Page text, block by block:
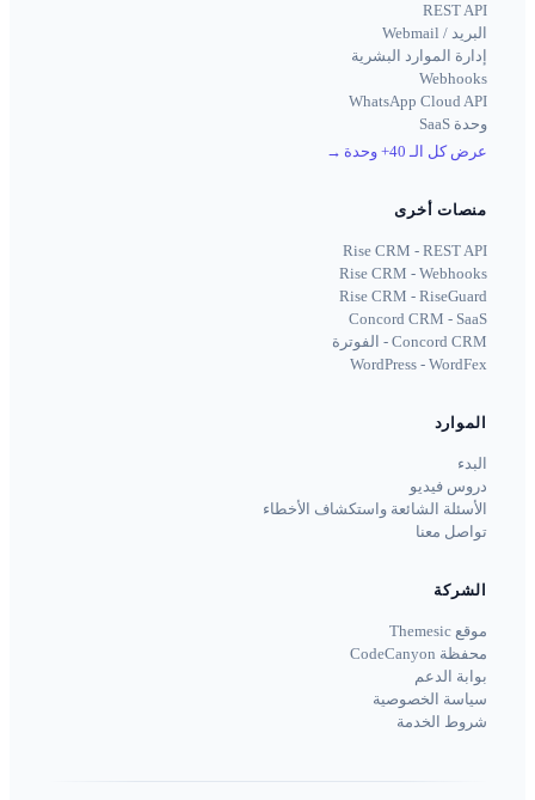
REST API
البريد / Webmail
إدارة الموارد البشرية
Webhooks
WhatsApp Cloud API
وحدة SaaS
عرض كل الـ 40+ وحدة
→
منصات أخرى
Rise CRM - REST API
Rise CRM - Webhooks
Rise CRM - RiseGuard
Concord CRM - SaaS
Concord CRM - الفوترة
WordPress - WordFex
الموارد
البدء
دروس فيديو
الأسئلة الشائعة واستكشاف الأخطاء
تواصل معنا
الشركة
موقع Themesic
محفظة CodeCanyon
بوابة الدعم
سياسة الخصوصية
شروط الخدمة